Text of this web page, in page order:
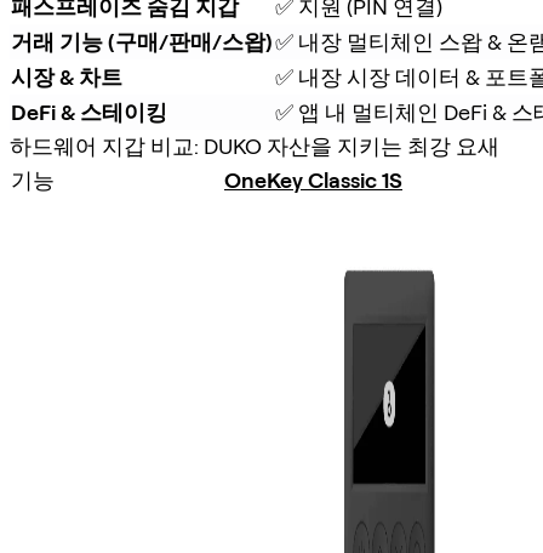
패스프레이즈 숨김 지갑
✅ 지원 (PIN 연결)
거래 기능 (구매/판매/스왑)✅ 내장 멀티체인 스왑 & 온
시장 & 차트
✅ 내장 시장 데이터 & 포트
DeFi & 스테이킹
✅ 앱 내 멀티체인 DeFi &
하드웨어 지갑 비교: DUKO 자산을 지키는 최강 요새
기능
OneKey Classic 1S